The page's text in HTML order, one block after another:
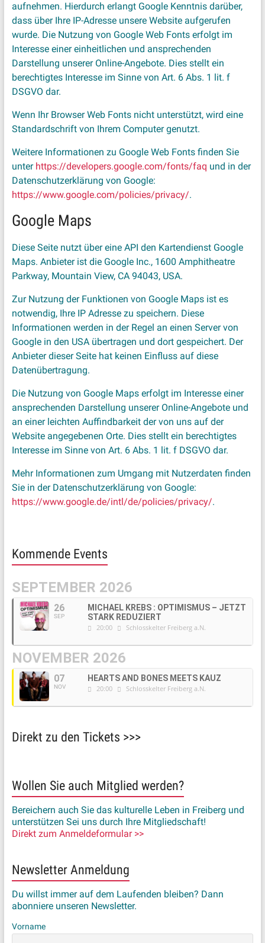
aufnehmen. Hierdurch erlangt Google Kenntnis darüber,
dass über Ihre IP-Adresse unsere Website aufgerufen
wurde. Die Nutzung von Google Web Fonts erfolgt im
Interesse einer einheitlichen und ansprechenden
Darstellung unserer Online-Angebote. Dies stellt ein
berechtigtes Interesse im Sinne von Art. 6 Abs. 1 lit. f
DSGVO dar.
Wenn Ihr Browser Web Fonts nicht unterstützt, wird eine
Standardschrift von Ihrem Computer genutzt.
Weitere Informationen zu Google Web Fonts finden Sie
unter https://developers.google.com/fonts/faq und in der
Datenschutzerklärung von Google:
https://www.google.com/policies/privacy/.
Google Maps
Diese Seite nutzt über eine API den Kartendienst Google
Maps. Anbieter ist die Google Inc., 1600 Amphitheatre
Parkway, Mountain View, CA 94043, USA.
Zur Nutzung der Funktionen von Google Maps ist es
notwendig, Ihre IP Adresse zu speichern. Diese
Informationen werden in der Regel an einen Server von
Google in den USA übertragen und dort gespeichert. Der
Anbieter dieser Seite hat keinen Einfluss auf diese
Datenübertragung.
Die Nutzung von Google Maps erfolgt im Interesse einer
ansprechenden Darstellung unserer Online-Angebote und
an einer leichten Auffindbarkeit der von uns auf der
Website angegebenen Orte. Dies stellt ein berechtigtes
Interesse im Sinne von Art. 6 Abs. 1 lit. f DSGVO dar.
Mehr Informationen zum Umgang mit Nutzerdaten finden
Sie in der Datenschutzerklärung von Google:
https://www.google.de/intl/de/policies/privacy/.
Kommende Events
SEPTEMBER 2026
26
SEP
MICHAEL KREBS : OPTIMISMUS – JETZT
STARK REDUZIERT
20:00 Schlosskelter Freiberg a.N.
NOVEMBER 2026
07
NOV
HEARTS AND BONES MEETS KAUZ
20:00 Schlosskelter Freiberg a.N.
Direkt zu den Tickets >>>
Wollen Sie auch Mitglied werden?
Bereichern auch Sie das kulturelle Leben in Freiberg und
unterstützen Sei uns durch Ihre Mitgliedschaft!
Direkt zum Anmeldeformular >>
Newsletter Anmeldung
Du willst immer auf dem Laufenden bleiben? Dann
abonniere unseren Newsletter.
Vorname